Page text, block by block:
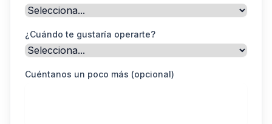
¿Cuándo te gustaría operarte?
Cuéntanos un poco más (opcional)